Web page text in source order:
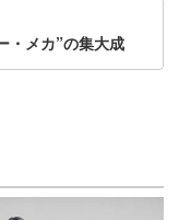
・メカ”の集大成